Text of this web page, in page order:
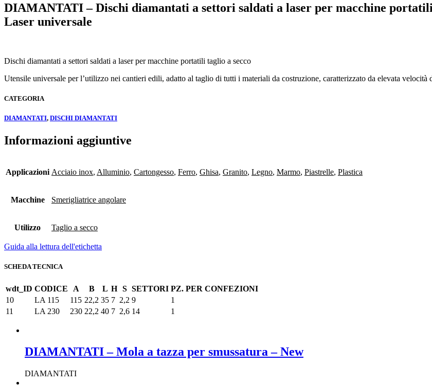
DIAMANTATI – Dischi diamantati a settori saldati a laser per macchine portatili
Laser universale
Dischi diamantati a settori saldati a laser per macchine portatili taglio a secco
Utensile universale per l’utilizzo nei cantieri edili, adatto al taglio di tutti i materiali da costruzione, caratterizzato da elevata velocità
CATEGORIA
DIAMANTATI, DISCHI DIAMANTATI
Informazioni aggiuntive
Applicazioni Acciaio inox, Alluminio, Cartongesso, Ferro, Ghisa, Granito, Legno, Marmo, Piastrelle, Plastica
Macchine Smerigliatrice angolare
Utilizzo Taglio a secco
Guida alla lettura dell'etichetta
SCHEDA TECNICA
wdt_ID CODICE A B L H S SETTORI PZ. PER CONFEZIONI
10
LA 115 115 22,2 35 7 2,2 9
1
11
LA 230 230 22,2 40 7 2,6 14 1
DIAMANTATI – Mola a tazza per smussatura – New
DIAMANTATI